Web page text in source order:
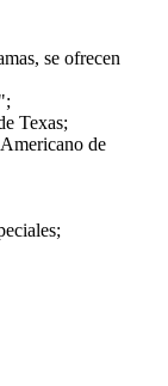
se ofrecen
Texas;
de